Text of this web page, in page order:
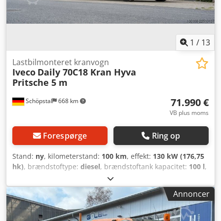
1 / 13
Schöpstal 668 km
Lastbilmonteret kranvogn
Iveco Daily 70C18 Kran Hyva
Pritsche 5 m
71.990 €
VB plus moms
Forespørge Ring op
Stand: ny, kilometerstand: 100 km, effekt: 130 kW (176,75
hk), brændstoftype: diesel, brændstoftank kapacitet: 100 l,
dagkabine
antal gear:4, emissionsklasse:Euro 6, affjedring:stål,
antal sæder:
, længde af lastrum:5.000 mm,
læsningsbredde:2.400 mm, lastepladshøjde:400 mm,
Produktionsår:2025, Udstyr:ABS, AdBlue, Bluetooth,
Annoncer